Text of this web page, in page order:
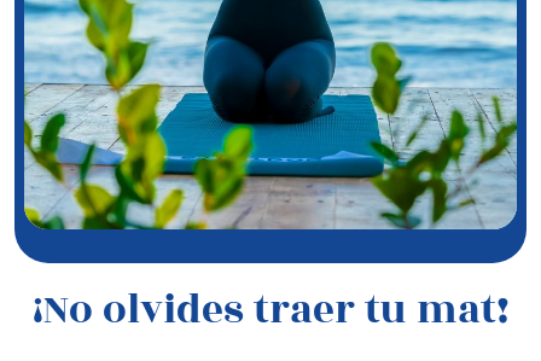
¡No olvides traer tu mat!